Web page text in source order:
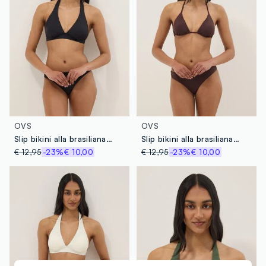
OVS
Slip bikini alla brasiliana elasticizzati neri
€ 12,95-23%€ 10,00
OVS
Slip bikini alla brasiliana elasticizzati marroni
€ 12,95 -23%€ 10,00